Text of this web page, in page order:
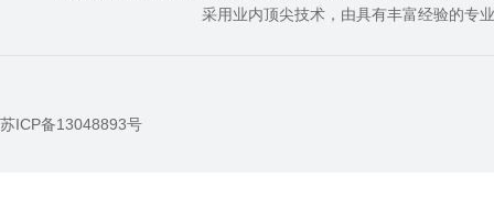
采用业内顶尖技术，由具有丰富经验的专
苏ICP备13048893号